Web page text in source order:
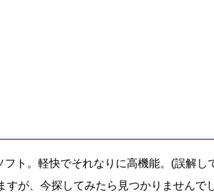
ト。軽快でそれなりに高機能。(誤解し
すが、今探してみたら見つかりません